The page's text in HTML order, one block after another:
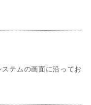
テムの画面に沿ってお